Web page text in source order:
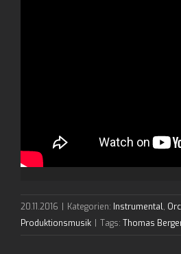
20.11.2016 Kategorien: Instrumental,
Produktionsmusik
Tags: Thomas